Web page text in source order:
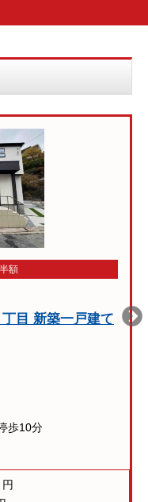
額
目 新築一戸建て
歩10分
円